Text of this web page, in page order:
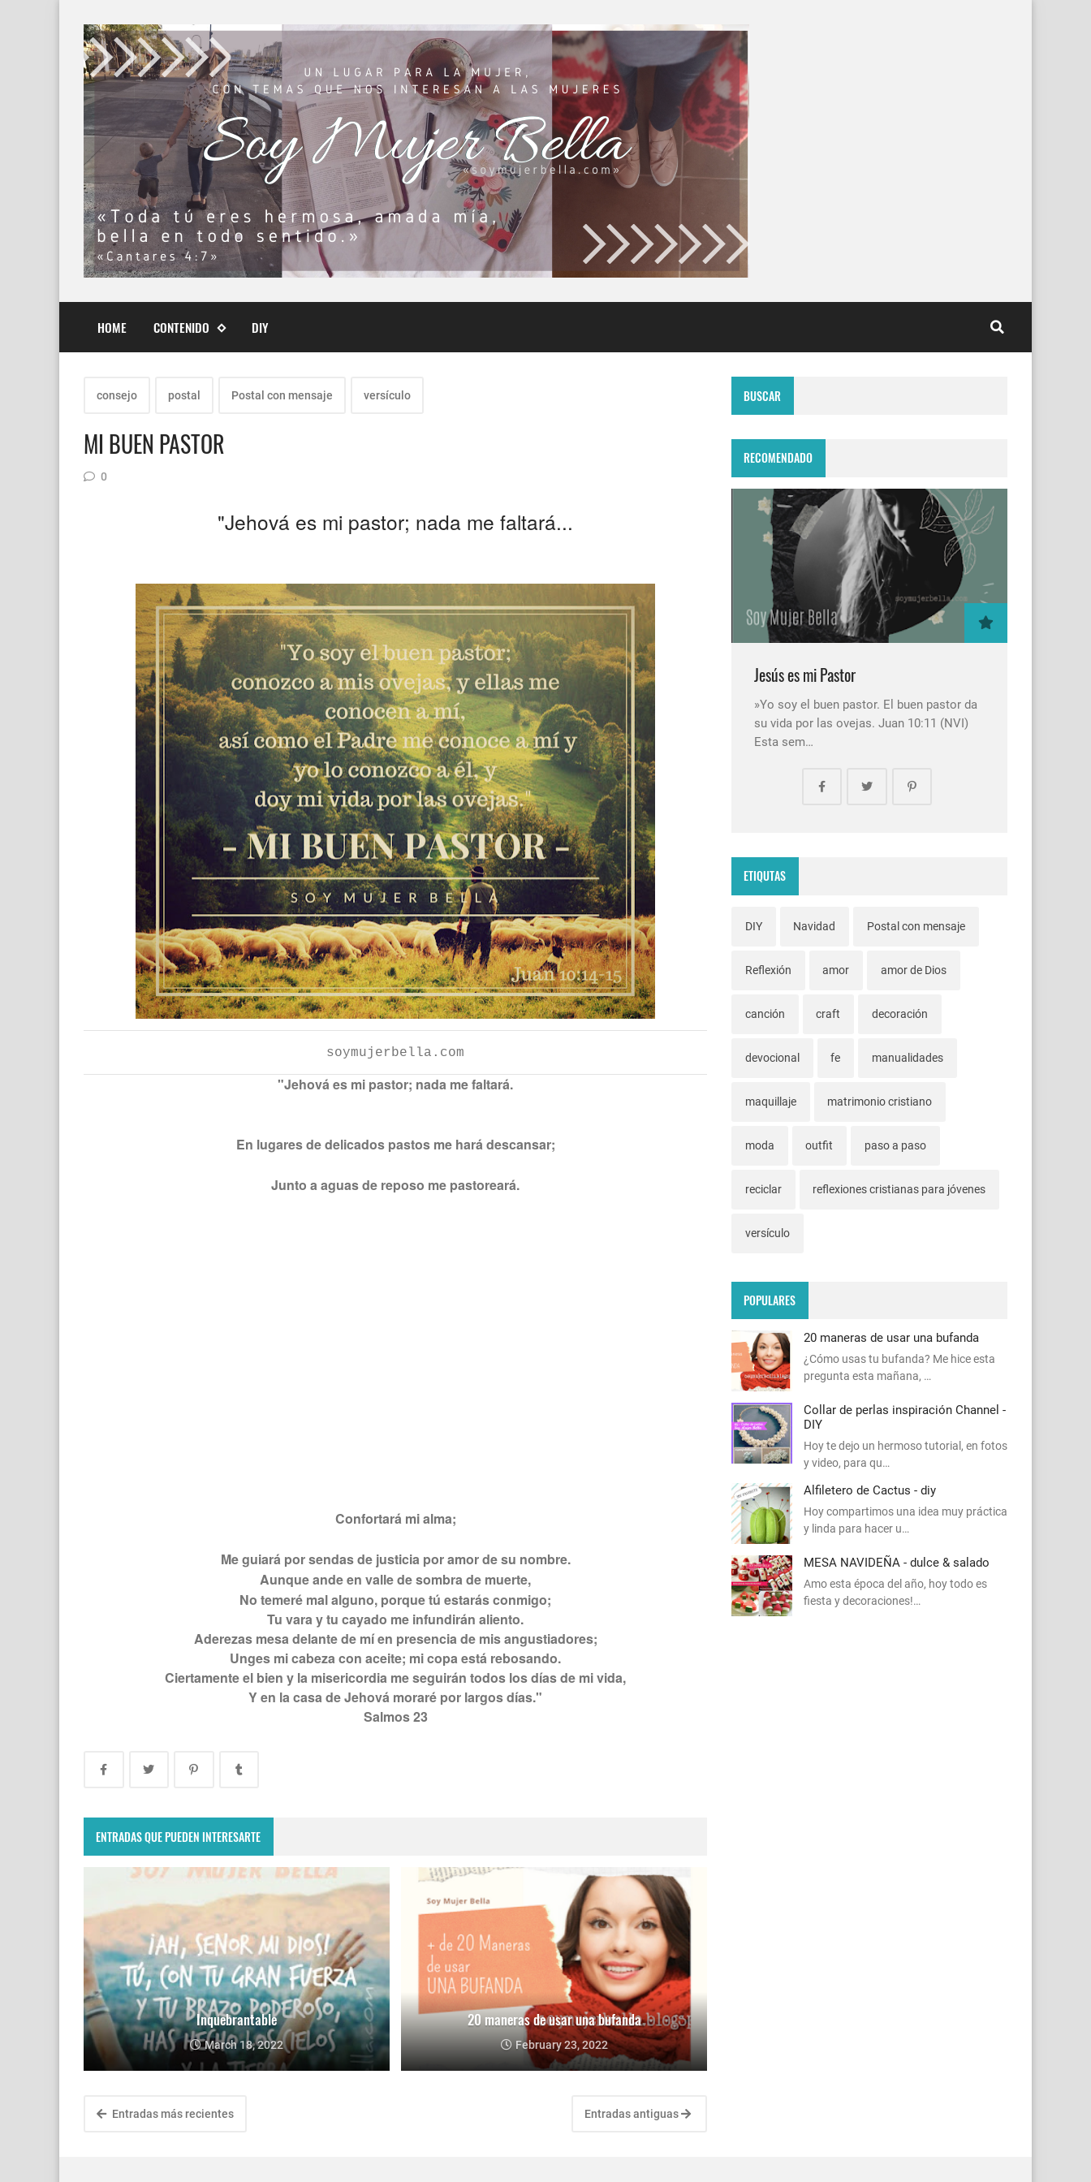
HOME CONTENIDO DIY
consejo postal Postal con mensaje versículo
MI BUEN PASTOR
0
"Jehová es mi pastor; nada me faltará...
soymujerbella.com
"Jehová es mi pastor; nada me faltará.
En lugares de delicados pastos me hará descansar;
Junto a aguas de reposo me pastoreará.
Confortará mi alma;
Me guiará por sendas de justicia por amor de su nombre.
Aunque ande en valle de sombra de muerte,
No temeré mal alguno, porque tú estarás conmigo;
Tu vara y tu cayado me infundirán aliento.
Aderezas mesa delante de mí en presencia de mis angustiadores;
Unges mi cabeza con aceite; mi copa está rebosando.
Ciertamente el bien y la misericordia me seguirán todos los días de mi vida,
Y en la casa de Jehová moraré por largos días."
Salmos 23
ENTRADAS QUE PUEDEN INTERESARTE
Inquebrantable
March 18, 2022
20 maneras de usar una bufanda
February 23, 2022
Entradas más recientes Entradas antiguas
BUSCAR
RECOMENDADO
Jesús es mi Pastor
»Yo soy el buen pastor. El buen pastor da
su vida por las ovejas. Juan 10:11 (NVI)
Esta sem…
ETIQUTAS
DIY Navidad Postal con mensaje
Reflexión amor amor de Dios
canción craft decoración
devocional fe manualidades
maquillaje matrimonio cristiano
moda outfit paso a paso
reciclar reflexiones cristianas para jóvenes
versículo
POPULARES
20 maneras de usar una bufanda
¿Cómo usas tu bufanda? Me hice esta
pregunta esta mañana, …
Collar de perlas inspiración Channel -
DIY
Hoy te dejo un hermoso tutorial, en fotos
y video, para qu…
Alfiletero de Cactus - diy
Hoy compartimos una idea muy práctica
y linda para hacer u…
MESA NAVIDEÑA - dulce & salado
Amo esta época del año, hoy todo es
fiesta y decoraciones!…